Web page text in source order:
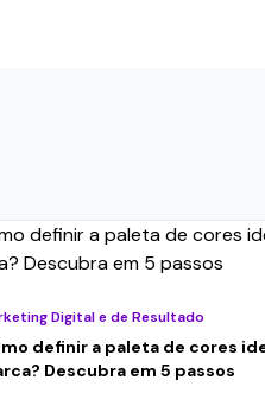
Digital e de Resultado
definir a paleta de cores
Descubra em 5 passos